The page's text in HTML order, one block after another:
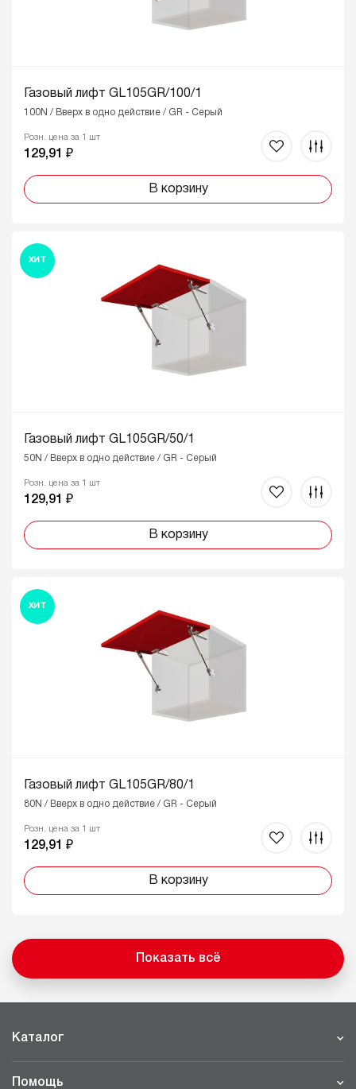
Газовый лифт GL105GR/100/1
100N / Вверх в одно действие / GR - Серый
Розн. цена за 1 шт
129,91 ₽
В корзину
ХИТ
Газовый лифт GL105GR/50/1
50N / Вверх в одно действие / GR - Серый
Розн. цена за 1 шт
129,91 ₽
В корзину
ХИТ
Газовый лифт GL105GR/80/1
80N / Вверх в одно действие / GR - Серый
Розн. цена за 1 шт
129,91 ₽
В корзину
Показать всё
Каталог
Помощь